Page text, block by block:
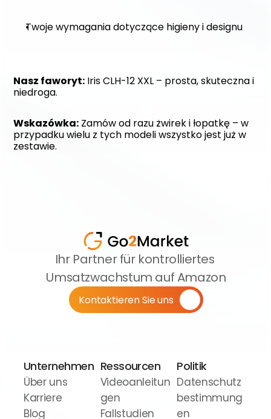
Twoje wymagania dotyczące higieny i designu
Nasz faworyt: Iris CLH-12 XXL – prosta, skuteczna i
niedroga.
Wskazówka: Zamów od razu żwirek i łopatkę – w
przypadku wielu z tych modeli wszystko jest już w
zestawie.
Ihr Partner für kontrolliertes
Umsatzwachstum auf Amazon
Kontaktieren Sie uns
Unternehmen
Über uns
Karriere
Blog
Ressourcen
Videoanleitun
gen
Fallstudien
Politik
Datenschutz
bestimmung
en